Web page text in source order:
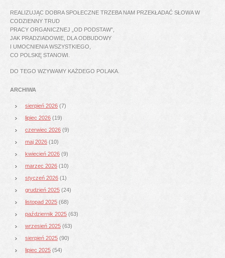
REALIZUJĄC DOBRA SPOŁECZNE TRZEBA NAM PRZEKŁADAĆ SŁOWA W
CODZIENNY TRUD
PRACY ORGANICZNEJ „OD PODSTAW”,
JAK PRADZIADOWIE, DLA ODBUDOWY
I UMOCNIENIA WSZYSTKIEGO,
CO POLSKĘ STANOWI.
DO TEGO WZYWAMY KAŻDEGO POLAKA.
ARCHIWA
sierpień 2026 (7)
lipiec 2026 (19)
czerwiec 2026 (9)
maj 2026 (10)
kwiecień 2026 (9)
marzec 2026 (10)
styczeń 2026 (1)
grudzień 2025 (24)
listopad 2025 (68)
październik 2025 (63)
wrzesień 2025 (63)
sierpień 2025 (90)
lipiec 2025 (54)